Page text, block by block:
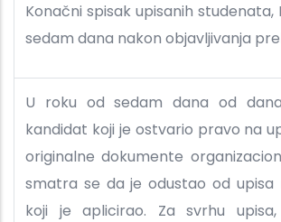
Konačni spisak upisanih studenata,
sedam dana nakon objavljivanja
U roku od sedam dana od
kandidat koji je ostvario pravo na
originalne dokumente
smatra se da je odustao od upisa
koji je aplicirao. Za svrhu